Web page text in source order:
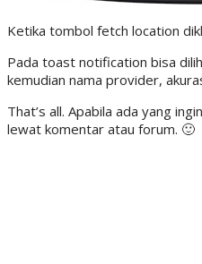
Ketika tombol fetch location
Pada toast notification bisa
kemudian nama provider,
That’s all. Apabila ada yang
lewat komentar atau forum. 🙂